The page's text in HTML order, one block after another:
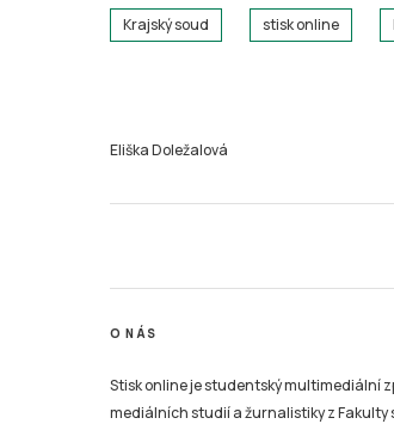
Krajský soud stisk online
Eliška Doležalová
O NÁS
Stisk online je studentský multimediální
mediálních studií a žurnalistiky z